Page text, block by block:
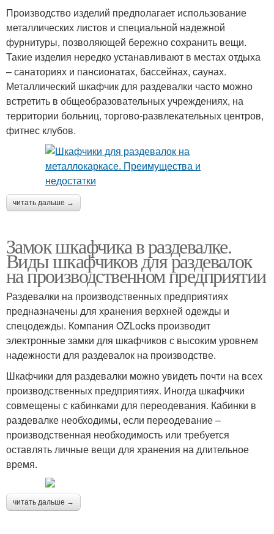
Производство изделий предполагает использование
металлических листов и специальной надежной
фурнитуры, позволяющей бережно сохранить вещи.
Такие изделия нередко устанавливают в местах отдыха
– санаториях и пансионатах, бассейнах, саунах.
Металлический шкафчик для раздевалки часто можно
встретить в общеобразовательных учреждениях, на
территории больниц, торгово-развлекательных центров,
фитнес клубов.
читать дальше →
Замок шкафчика в раздевалке.
Виды шкафчиков для раздевалок
на производственном предприятии
Раздевалки на производственных предприятиях
предназначены для хранения верхней одежды и
спецодежды. Компания OZLocks производит
электронные замки для шкафчиков с высоким уровнем
надежности для раздевалок на производстве.
Шкафчики для раздевалки можно увидеть почти на всех
производственных предприятиях. Иногда шкафчики
совмещены с кабинками для переодевания. Кабинки в
раздевалке необходимы, если переодевание –
производственная необходимость или требуется
оставлять личные вещи для хранения на длительное
время.
читать дальше →